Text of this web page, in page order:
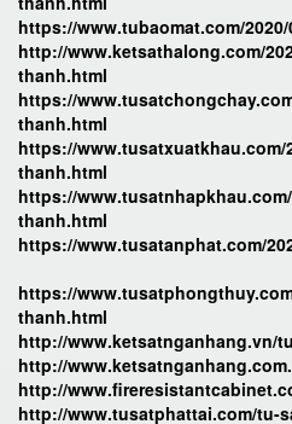
https://www.tubaomat.com/
http://www.ketsathalong.com/
thanh.html
https://
thanh.html
https://www.tusatxuatkhau.com/
thanh.html
https://
thanh.html
https://www.tusatanphat.com/
https://
thanh.html
http://www.ketsatnganhang.vn/
http://
http://
http://www.tusatphattai.com/tu-